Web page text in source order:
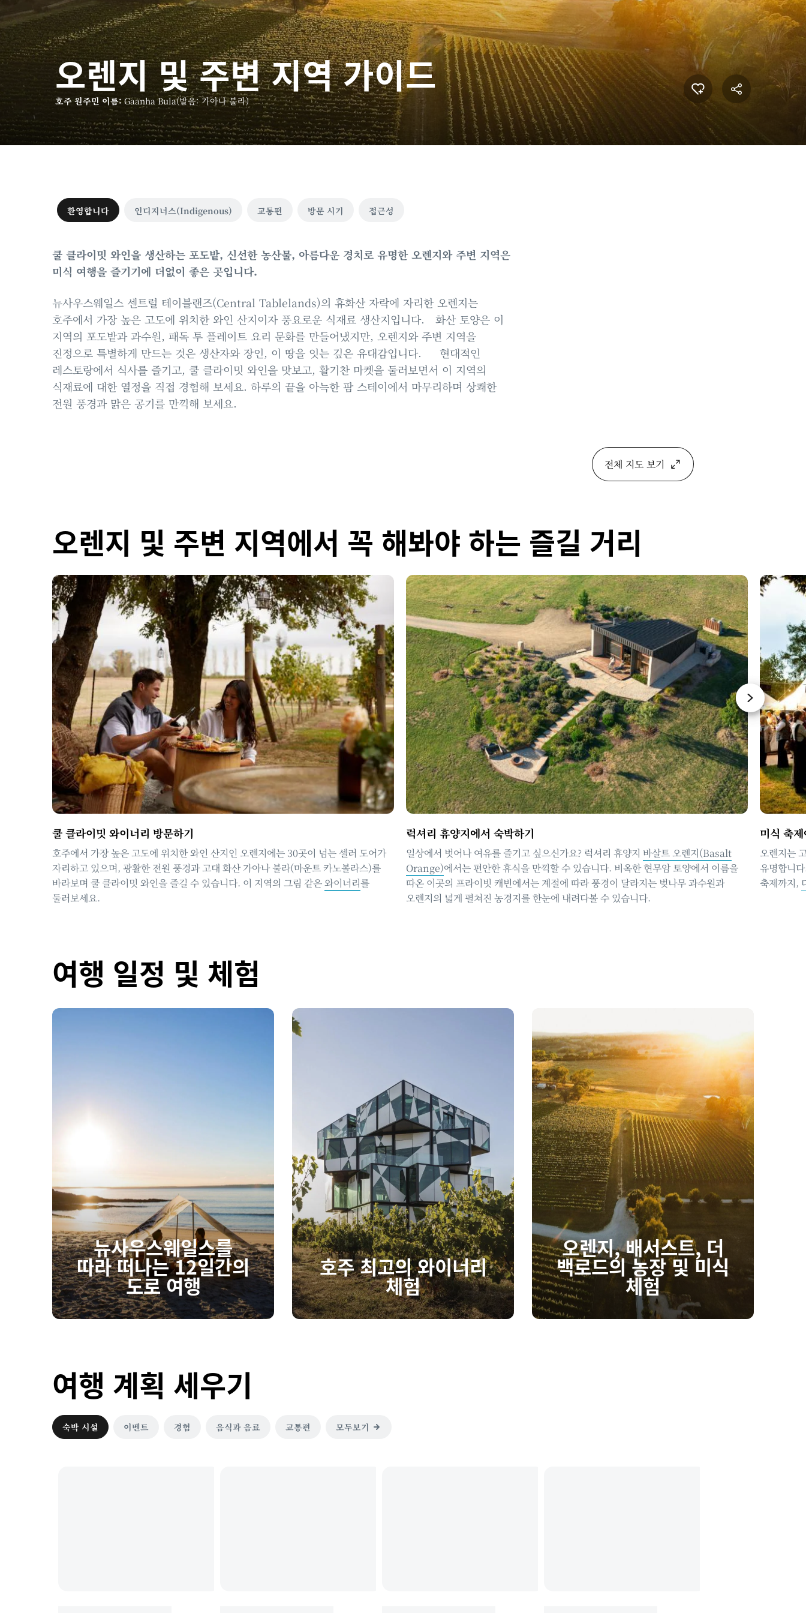
오렌지 및 주변 지역 가이드
호주 원주민 이름: Gaanha Bula(발음: 가아나 불라)
환영합니다 인디지너스(Indigenous) 교통편 방문 시기 접근성
쿨 클라이밋 와인을 생산하는 포도밭, 신선한 농산물, 아름다운 경치로 유명한 오렌지와 주변 지역은
미식 여행을 즐기기에 더없이 좋은 곳입니다.
뉴사우스웨일스 센트럴 테이블랜즈(Central Tablelands)의 휴화산 자락에 자리한 오렌지는
호주에서 가장 높은 고도에 위치한 와인 산지이자 풍요로운 식재료 생산지입니다. 화산 토양은 이
지역의 포도밭과 과수원, 패독 투 플레이트 요리 문화를 만들어냈지만, 오렌지와 주변 지역을
진정으로 특별하게 만드는 것은 생산자와 장인, 이 땅을 잇는 깊은 유대감입니다. 현대적인
레스토랑에서 식사를 즐기고, 쿨 클라이밋 와인을 맛보고, 활기찬 마켓을 둘러보면서 이 지역의
식재료에 대한 열정을 직접 경험해 보세요. 하루의 끝을 아늑한 팜 스테이에서 마무리하며 상쾌한
전원 풍경과 맑은 공기를 만끽해 보세요.
전체 지도 보기
오렌지 및 주변 지역에서 꼭 해봐야 하는 즐길 거리
쿨 클라이밋 와이너리 방문하기
호주에서 가장 높은 고도에 위치한 와인 산지인 오렌지에는 30곳이 넘는 셀러 도어가
자리하고 있으며, 광활한 전원 풍경과 고대 화산 가아나 불라(마운트 카노볼라스)를
바라보며 쿨 클라이밋 와인을 즐길 수 있습니다. 이 지역의 그림 같은와이너리를
둘러보세요.
럭셔리 휴양지에서 숙박하기
일상에서 벗어나 여유를 즐기고 싶으신가요? 럭셔리 휴양지 바살트 오렌지(Basalt
Orange)에서는 편안한 휴식을 만끽할 수 있습니다. 비옥한 현무암 토양에서 이름을
따온 이곳의 프라이빗 캐빈에서는 계절에 따라 풍경이 달라지는 벚나무 과수원과
오렌지의 넓게 펼쳐진 농경지를 한눈에 내려다볼 수 있습니다.
미식 축
오렌지는
유명합니
축제까지,
여행 일정 및 체험
뉴사우스웨일스를
따라 떠나는 12일간의
도로 여행
호주 최고의 와이너리
체험
오렌지, 배서스트, 더
백로드의 농장 및 미식
체험
여행 계획 세우기
숙박 시설 이벤트 경험 음식과 음료 교통편 모두보기